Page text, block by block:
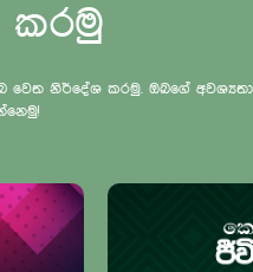
කරමු
වෙත නිර්දේශ කරමු. ඔබගේ